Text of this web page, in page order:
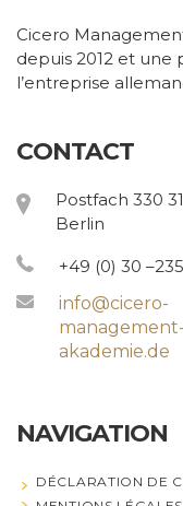
Cicero
depuis 2012 et
l’entreprise
CONTACT
Postfach 330
Berlin
+49 (0) 30
info@cicero-
management-
akademie.de
NAVIGATION
DÉCLARATION DE